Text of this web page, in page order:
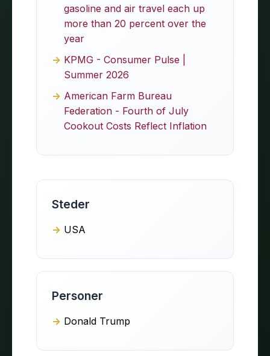
gasoline and air travel each up
more than 20 percent over the
year
KPMG - Consumer Pulse |
Summer 2026
American Farm Bureau
Federation - Fourth of July
Cookout Costs Reflect Inflation
Steder
USA
Personer
Donald Trump